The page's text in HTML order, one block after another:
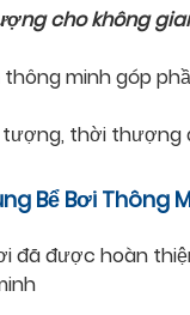
cho không
thông minh góp
thời thượng
Bể Bơi Thông
đã được hoàn